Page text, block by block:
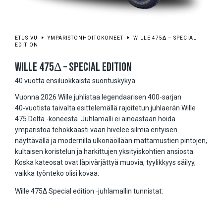
ETUSIVU YMPÄRISTÖNHOITOKONEET
WILLE 475Δ – SPECIAL
EDITION
WILLE 475Δ – SPECIAL EDITION
40 vuotta ensiluokkaista suorituskykyä
Vuonna 2026 Wille juhlistaa legendaarisen 400‑sarjan
40‑vuotista taivalta esittelemällä rajoitetun juhlaerän Wille
475 Delta -koneesta. Juhlamalli ei ainoastaan hoida
ympäristöä tehokkaasti vaan hivelee silmiä erityisen
näyttävällä ja modernilla ulkonäöllään mattamustien pintojen,
kultaisen koristelun ja harkittujen yksityiskohtien ansiosta.
Koska kateosat ovat läpivärjättyä muovia, tyylikkyys säilyy,
vaikka työnteko olisi kovaa.
Wille 475Δ Special edition ‑juhlamallin tunnistat: